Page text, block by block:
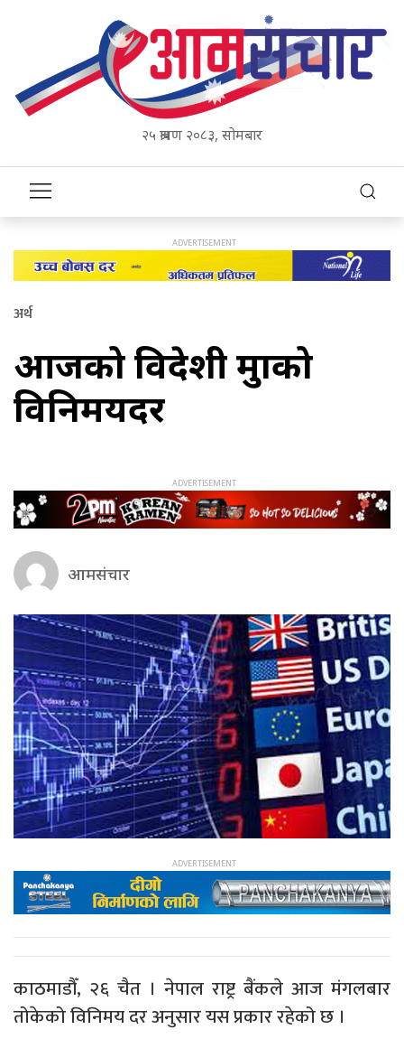
२५ श्रावण २०८३, सोमबार
अर्थ
आजको विदेशी मुद्राको
विनिमयदर
आमसंचार
काठमाडौँ, २६ चैत । नेपाल राष्ट्र बैंकले आज मंगलबार
तोकेको विनिमय दर अनुसार यस प्रकार रहेको छ ।